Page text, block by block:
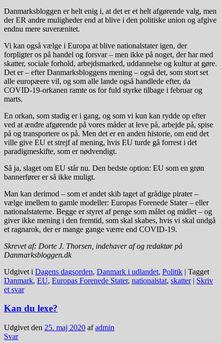
Danmarksbloggen er helt enig i, at det er et helt afgørende valg, men
der ER andre muligheder end at blive i den politiske union og afgive
endnu mere suverænitet.
Vi kan også vælge i Europa at blive nationalstater igen, der
forpligter os på handel og forsvar – men ikke på noget, der har med
skatter, sociale forhold, arbejdsmarked, uddannelse og kultur at gøre.
Det er – efter Danmarksbloggens mening – også det, som stort set
alle europæere vil, og som alle lande også handlede efter, da
COVID-19-orkanen ramte os for fuld styrke tilbage i februar og
marts.
En orkan, som stadig er i gang, og som vi kun kan rydde op efter
ved at ændre afgørende på vores måder at leve på, arbejde på, spise
på og transportere os på. Men det er en anden historie, om end det
ville give EU et strejf af mening, hvis EU turde gå forrest i det
paradigmeskifte, som er nødvendigt.
Så ja, slaget om EU står nu. Den bedste option: EU som en grøn
bannerfører er så ikke muligt.
Man kan derimod – som et andet skib taget af grådige pirater –
vælge imellem to gamle modeller: Europas Forenede Stater – eller
nationalstaterne. Begge er styret af penge som målet og midlet – og
giver ikke mening i den fremtid, som skal skabes, hvis vi skal undgå
et ragnarok, der er mange gange værre end COVID-19.
Skrevet af: Dorte J. Thorsen, indehaver af og redaktør på
Danmarksbloggen.dk
Udgivet i Dagens dagsorden, Danmark i udlandet, Politik | Tagget
Danmark, EU, Europas Forenede Stater, nationalstat, skatter | Skriv
et svar
Kan du lexe?
Udgivet den 25. maj 2020 afadmin
Svar